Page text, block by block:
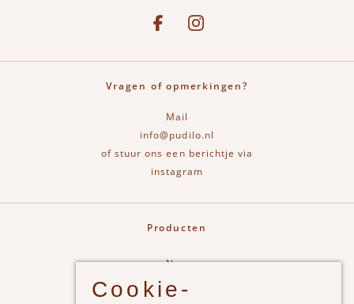
See our FacebookBekijk onze Instagram pagina
Vragen of opmerkingen?
Mail
info@pudilo.nl
of stuur ons een berichtje via
instagram
Producten
New
Jongens
Cookie-